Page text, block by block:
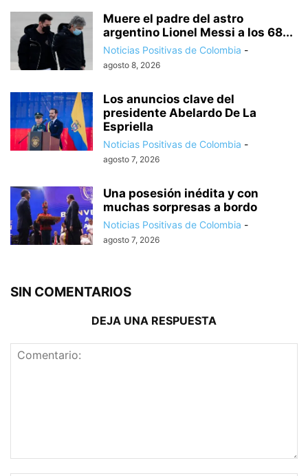
Muere el padre del astro
argentino Lionel Messi a los 68...
Noticias Positivas de Colombia -
agosto 8, 2026
Los anuncios clave del
presidente Abelardo De La
Espriella
Noticias Positivas de Colombia -
agosto 7, 2026
Una posesión inédita y con
muchas sorpresas a bordo
Noticias Positivas de Colombia -
agosto 7, 2026
SIN COMENTARIOS
DEJA UNA RESPUESTA